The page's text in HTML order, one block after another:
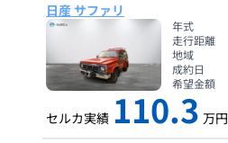
日産 サファリ
年式
走行距離
地域
成約日
希望金額
セルカ実績 110.3 万円